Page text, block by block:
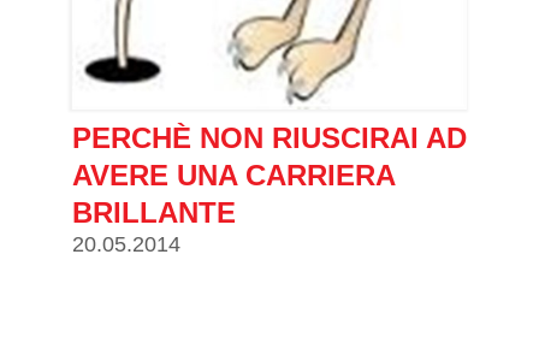
PERCHÈ NON RIUSCIRAI AD
AVERE UNA CARRIERA
BRILLANTE
20.05.2014